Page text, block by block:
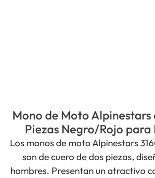
Mono de Moto Alpinestars
Piezas Negro/Rojo
Los monos de moto Alpinestars
son de cuero de dos piezas,
hombres. Presentan un atractivo